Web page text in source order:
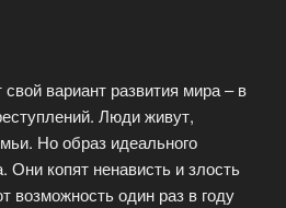
вариант развития мира – в
Люди живут,
Но образ идеального
Они копят ненависть и злость
возможность один раз в году